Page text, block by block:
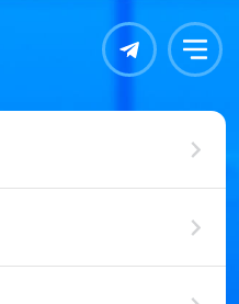
Контакты Меню